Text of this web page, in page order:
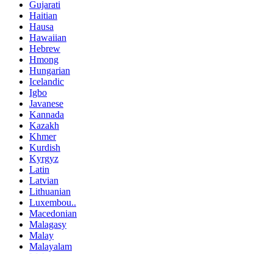
Gujarati
Haitian
Hausa
Hawaiian
Hebrew
Hmong
Hungarian
Icelandic
Igbo
Javanese
Kannada
Kazakh
Khmer
Kurdish
Kyrgyz
Latin
Latvian
Lithuanian
Luxembou..
Macedonian
Malagasy
Malay
Malayalam